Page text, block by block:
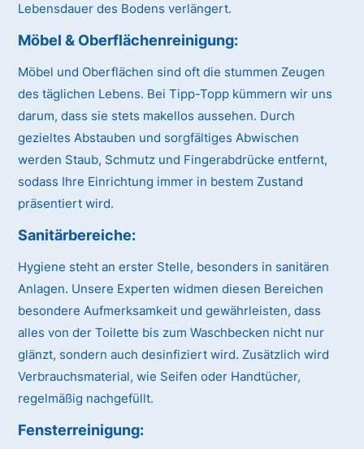
Lebensdauer des Bodens verlängert.
Möbel & Oberflächenreinigung:
Möbel und Oberflächen sind oft die stummen Zeugen
des täglichen Lebens. Bei Tipp-Topp kümmern wir uns
darum, dass sie stets makellos aussehen. Durch
gezieltes Abstauben und sorgfältiges Abwischen
werden Staub, Schmutz und Fingerabdrücke entfernt,
sodass Ihre Einrichtung immer in bestem Zustand
präsentiert wird.
Sanitärbereiche:
Hygiene steht an erster Stelle, besonders in sanitären
Anlagen. Unsere Experten widmen diesen Bereichen
besondere Aufmerksamkeit und gewährleisten, dass
alles von der Toilette bis zum Waschbecken nicht nur
glänzt, sondern auch desinfiziert wird. Zusätzlich wird
Verbrauchsmaterial, wie Seifen oder Handtücher,
regelmäßig nachgefüllt.
Fensterreinigung: